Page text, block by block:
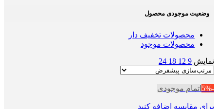
وضعیت موجودی محصول
محصولات تخفیف دار
محصولات موجود
نمایش 9
12
18
24
-5% اتمام موجودی
برای مقایسه اضافه کنید